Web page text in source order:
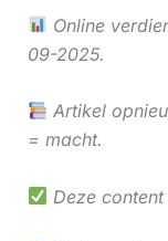
Online
09-2025.
Artikel
= macht.
Deze